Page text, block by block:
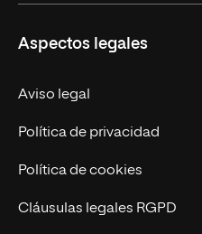
Carreras
Trabaja en UNIR
Actualidad
Contáctanos
Aspectos legales
Aviso legal
Política de privacidad
Política de cookies
Cláusulas legales RGPD